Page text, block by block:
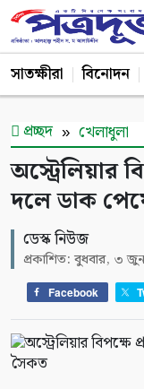
সাতক্ষীরা বিনোদন
প্রচ্ছদ খেলাধুলা
অস্ট্রেলিয়ার
দলে ডাক
ডেস্ক নিউজ
প্রকাশিত: বুধবার, ৩
Facebook